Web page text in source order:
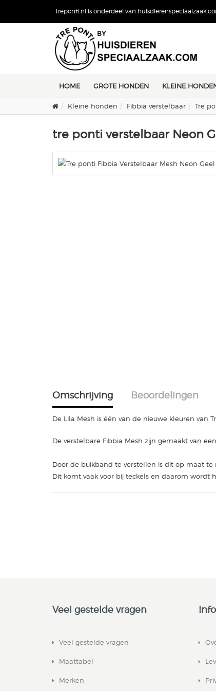
Treponti.nl is onderdeel van
HOME GROTE HONDEN KLEINE
Kleine honden Fibbia verstelbaar Tre
tre ponti verstelbaar Neon
Omschrijving Beoordelingen
De Lila Mesh is één van de nieuwe kleuren van
De verstelbare Fibbia Mesh zijn gemaakt van
Door de buikband te verstellen is dit op maat
Dit komt vaak voor bij teckels en daarom wordt
Veel gestelde vragen
Veel gestelde vragen
Maattabel
Merken